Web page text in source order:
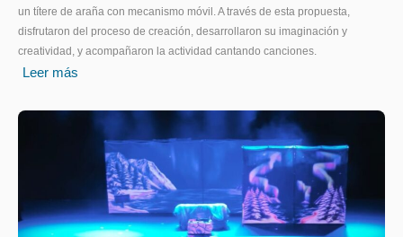
un títere de araña con mecanismo móvil. A través de esta propuesta,
disfrutaron del proceso de creación, desarrollaron su imaginación y
creatividad, y acompañaron la actividad cantando canciones.
Leer más